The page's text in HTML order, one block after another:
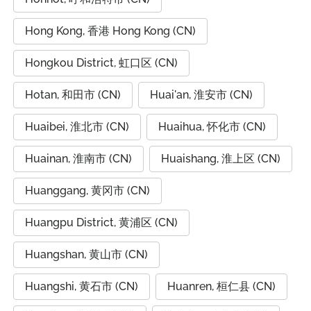
Hong Kong, 香港 Hong Kong (CN)
Hongkou District, 虹口区 (CN)
Hotan, 和田市 (CN) Huai'an, 淮安市 (CN)
Huaibei, 淮北市 (CN) Huaihua, 怀化市 (CN)
Huainan, 淮南市 (CN) Huaishang, 淮上区 (CN)
Huanggang, 黄冈市 (CN)
Huangpu District, 黄浦区 (CN)
Huangshan, 黄山市 (CN)
Huangshi, 黄石市 (CN) Huanren, 桓仁县 (CN)